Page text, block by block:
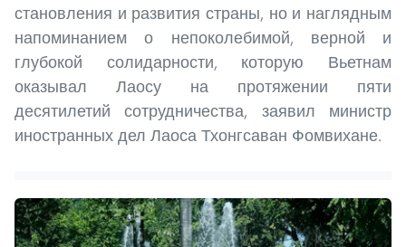
становления и развития страны, но и наглядным
напоминанием о непоколебимой, верной и
глубокой солидарности, которую Вьетнам
оказывал Лаосу на протяжении пяти
десятилетий сотрудничества, заявил министр
иностранных дел Лаоса Тхонгсаван Фомвихане.